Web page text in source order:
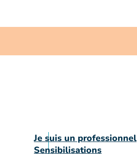
Je suis un professionnel
Sensibilisations